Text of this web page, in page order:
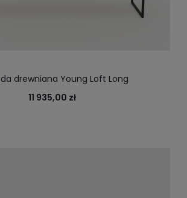
drewniana Young Loft Long
11 935,00 zł